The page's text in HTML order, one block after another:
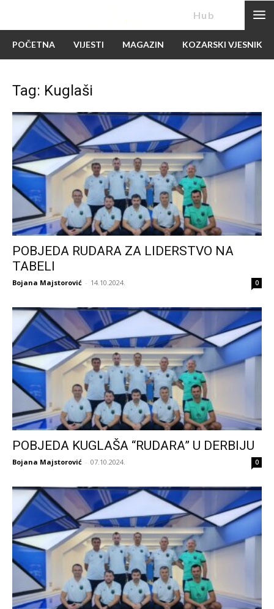
Hub
POČETNA VIJESTI MAGAZIN KOZARSKI VJESNIK
Tag: Kuglaši
POBJEDA RUDARA ZA LIDERSTVO NA
TABELI
Bojana Majstorović - 14.10.2024. 0
POBJEDA KUGLAŠA “RUDARA” U DERBIJU
Bojana Majstorović - 07.10.2024. 0